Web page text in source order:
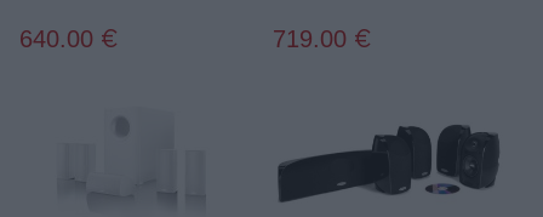
640.00 € 719.00 €